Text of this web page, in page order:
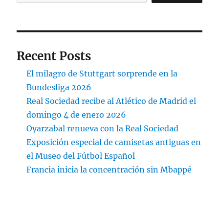
Recent Posts
El milagro de Stuttgart sorprende en la
Bundesliga 2026
Real Sociedad recibe al Atlético de Madrid el
domingo 4 de enero 2026
Oyarzabal renueva con la Real Sociedad
Exposición especial de camisetas antiguas en
el Museo del Fútbol Español
Francia inicia la concentración sin Mbappé